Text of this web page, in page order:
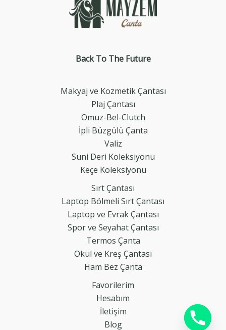
Back To The Future
Makyaj ve Kozmetik Çantası
Plaj Çantası
Omuz-Bel-Clutch
İpli Büzgülü Çanta
Valiz
Suni Deri Koleksiyonu
Keçe Koleksiyonu
Sırt Çantası
Laptop Bölmeli Sırt Çantası
Laptop ve Evrak Çantası
Spor ve Seyahat Çantası
Termos Çanta
Okul ve Kreş Çantası
Ham Bez Çanta
Favorilerim
Hesabım
İletişim
Blog